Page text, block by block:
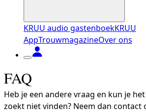
KRUU audio gastenboekKRUU
AppTrouwmagazineOver ons
FAQ
Heb je een andere vraag en kun je
zoekt niet vinden? Neem dan contact